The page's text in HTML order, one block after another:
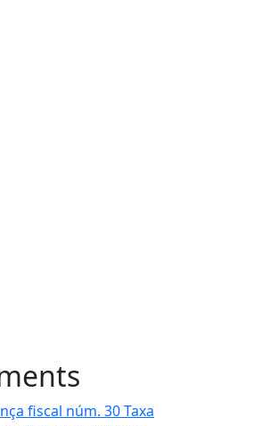
fiscal núm. 30 Taxa